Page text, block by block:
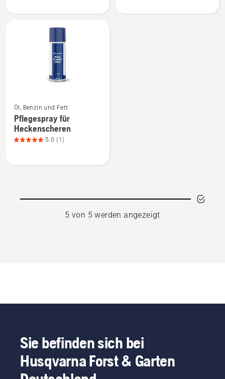
Details
zu
Pflegespray
Öl, Benzin und Fett
Pflegespray für
Heckenscheren
5.0 (1)
5 von 5 werden angezeigt
Sie befinden sich bei
Husqvarna Forst & Garten